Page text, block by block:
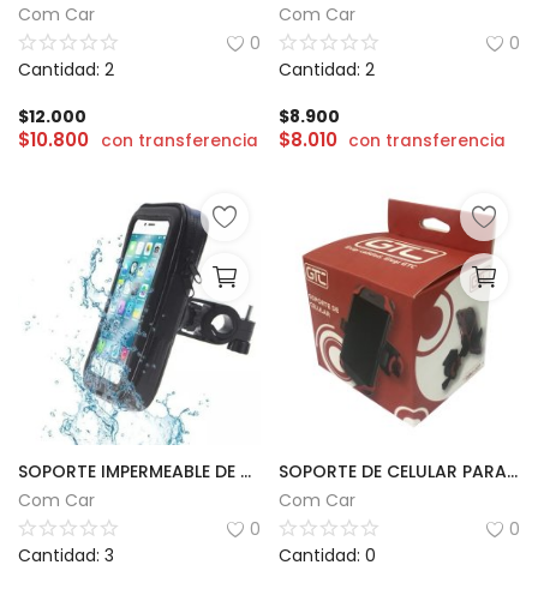
Com Car
0
Cantidad: 2
$12.000
$10.800 con transferencia
Com Car
0
Cantidad: 2
$8.900
$8.010 con transferencia
SOPORTE IMPERMEABLE DE CELULAR PARA BICICLETA
Com Car
0
Cantidad: 3
SOPORTE DE CELULAR PARA BICICLETAS Y MOTOS | GTC BBG-001
Com Car
0
Cantidad: 0